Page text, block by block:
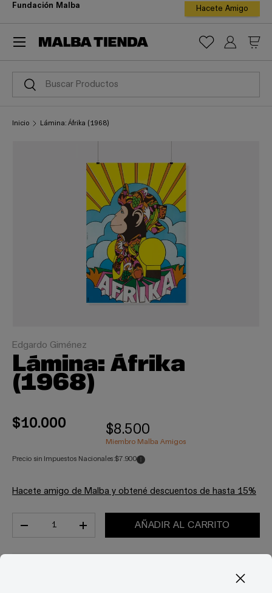
ir al contenido
Fundación Malba Hacete Amigo
Buscar
Buscar
Iniciar
Menú
Inicio Lámina: Áfrika (1968)
Edgardo Giménez
Lámina: Áfrika
(1968)
$10.000 $8.500
Miembro Malba Amigos
Precio sin Impuestos Nacionales:$7.900
Hacete amigo de Malba y obtené descuentos de hasta 15%
-
+ AÑADIR AL CARRITO